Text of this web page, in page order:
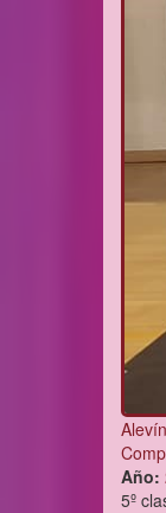
Alevín
Año:
5º